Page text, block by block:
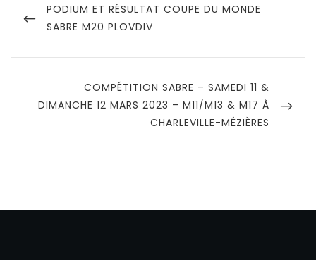
de
l’article
PREVIOUS
POST
PODIUM ET RÉSULTAT COUPE DU MONDE
SABRE M20 PLOVDIV
NEXT
POST
COMPÉTITION SABRE – SAMEDI 11 &
DIMANCHE 12 MARS 2023 – M11/M13 & M17 À
CHARLEVILLE-MÉZIÈRES